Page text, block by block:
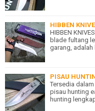
HIBBEN
HIBBEN
blade fultang
garang, adalah
PISAU
Tersedia
pisau hunting
hunting